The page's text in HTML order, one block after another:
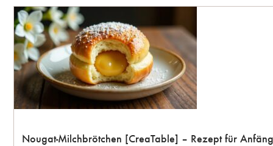
Nougat-Milchbrötchen [CreaTable] – Rezept für